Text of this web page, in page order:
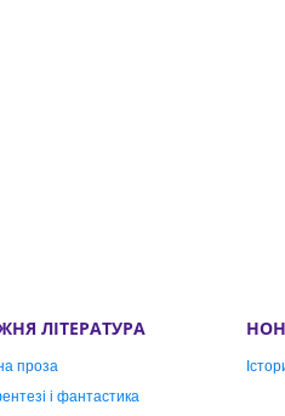
ЛІТЕРАТУРА
проза
і фантастика